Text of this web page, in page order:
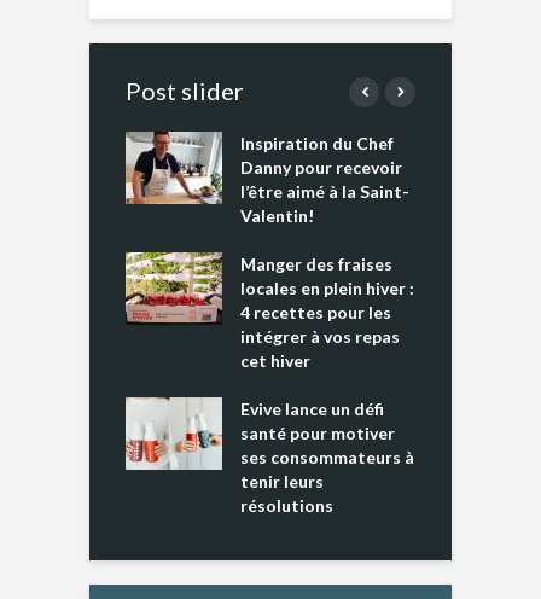
Post slider
Inspiration du Chef
Danny pour recevoir
l’être aimé à la Saint-
Valentin!
Manger des fraises
locales en plein hiver :
4 recettes pour les
intégrer à vos repas
cet hiver
Evive lance un défi
santé pour motiver
ses consommateurs à
tenir leurs
résolutions